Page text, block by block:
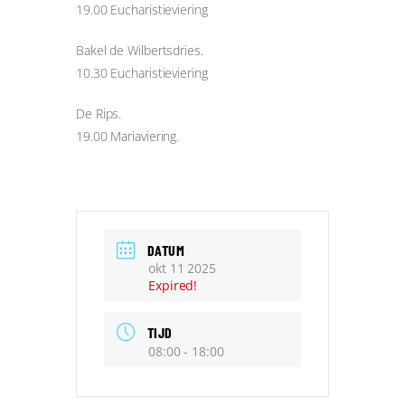
19.00 Eucharistieviering
Bakel de Wilbertsdries.
10.30 Eucharistieviering
De Rips.
19.00 Mariaviering.
DATUM
okt 11 2025
Expired!
TIJD
08:00 - 18:00